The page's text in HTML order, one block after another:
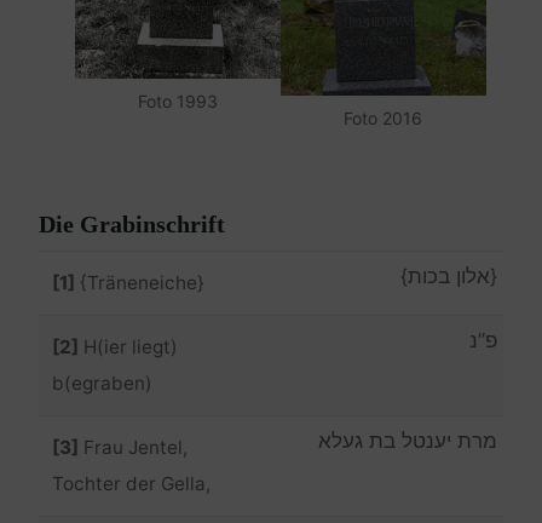
Foto 1993
Foto 2016
Die Grabinschrift
[1] {Träneneiche} {אלון בכות}
[2] H(ier liegt)
b(egraben)
פ”נ
[3] Frau Jentel,
Tochter der Gella,
מרת יענטל בת געלא